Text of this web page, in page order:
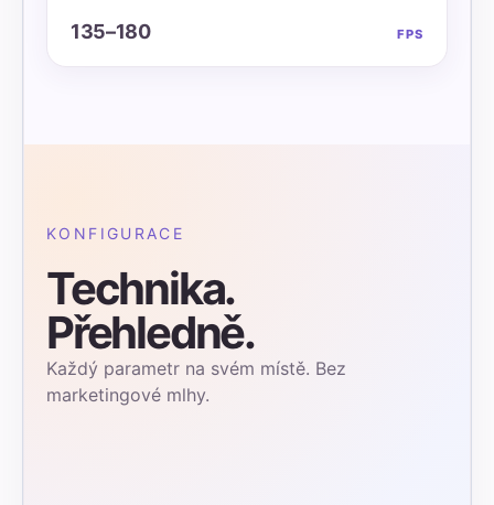
135–180 FPS
KONFIGURACE
Technika.
Přehledně.
Každý parametr na svém místě. Bez
marketingové mlhy.